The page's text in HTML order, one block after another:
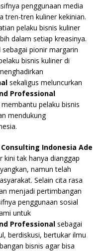
penggunaan media
tren-tren kuliner kekinian.
pelaku bisnis kuliner
dalam setiap kreasinya.
sebagai pionir margarin
bisnis kuliner di
sekaligus meluncurkan
Professional
pelaku bisnis
mendukung
Indonesia Ade
kini tak hanya dianggap
namun telah
Selain cita rasa
menjadi pertimbangan
penggunaan sosial
untuk
Professional sebagai
berdiskusi, bertukar ilmu
bisnis agar bisa